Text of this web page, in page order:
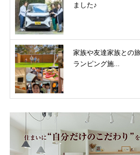
ました♪
家族や友達家族との
ランピング施...